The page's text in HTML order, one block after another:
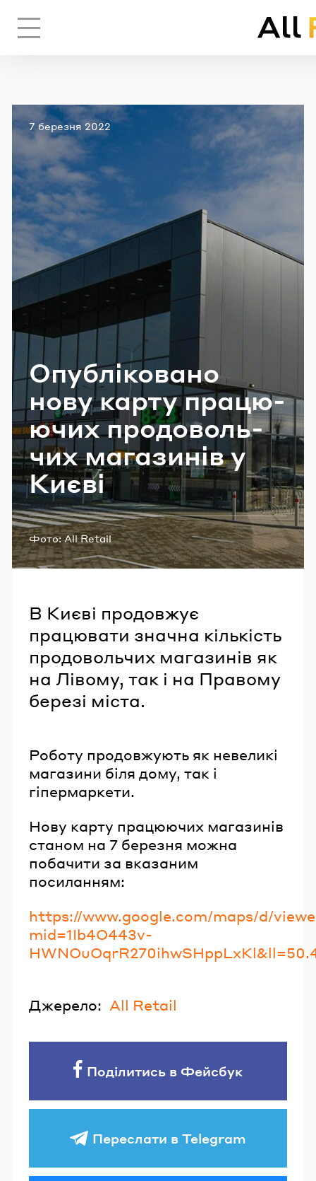
Опубліковано
7 березня 2022
Опу­блі­ко­ва­но
нову карту пра­цю­
ю­чих про­до­воль­
чих ма­га­зи­нів у
Києві
Фото: All Retail
В Києві продовжує
працювати значна кількість
продовольчих магазинів як
на Лівому, так і на Правому
березі міста.
Роботу продовжують як невеликі
магазини біля дому, так і
гіпермаркети.
Нову карту працюючих магазинів
станом на 7 березня можна
побачити за вказаним
посиланням:
https://www.google.com/maps/d/
mid=1Ib4O443v-
Джерело: All Retail
Поділитись в Фейсбук
Переслати в Telegram
ЧЕРЕЗ
Пароль